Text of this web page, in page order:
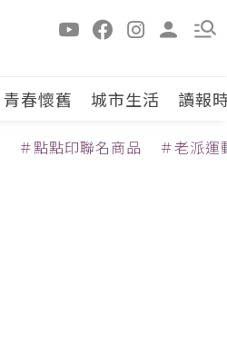
青春懷舊 城市生活 讀報
＃點點印聯名商品 ＃老派運